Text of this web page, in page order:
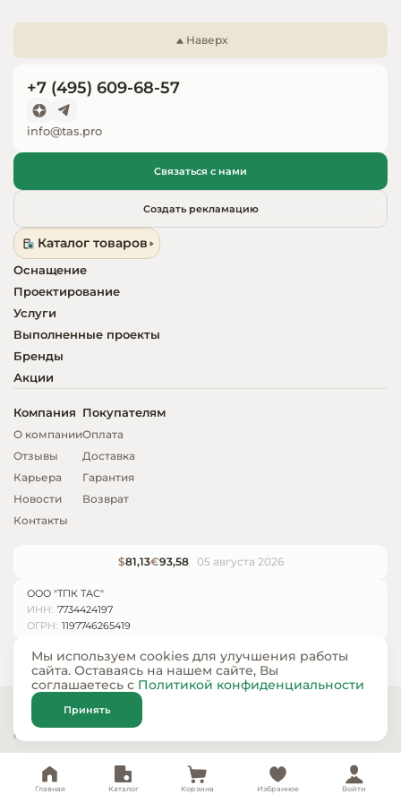
Запчасти для
Главная Каталог Корзина Избранное Войти
Наверх
+7 (495) 609-68-57
info@tas.pro
Связаться с нами
Создать рекламацию
Каталог товаров
Оснащение
Проектирование
Услуги
Выполненные проекты
Бренды
Акции
Компания
О компании
Отзывы
Карьера
Новости
Контакты
Покупателям
Оплата
Доставка
Гарантия
Возврат
$81,13€93,58 05 августа 2026
ООО "ТПК ТАС"
ИНН: 7734424197
ОГРН: 1197746265419
© ООО «ТПК ТАС» 2024 — 2026
Карта сайта
Политика конфиденциальности
Мы используем cookies для улучшения работы
сайта. Оставаясь на нашем сайте, Вы
соглашаетесь с Политикой конфиденциальности
Принять